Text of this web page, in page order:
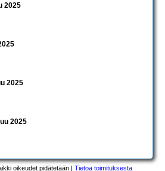
2025
2025
2025
oikeudet pidätetään | Tietoa toimituksesta